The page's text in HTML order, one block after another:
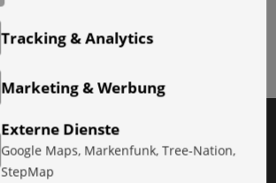
Tracking & Analytics
Marketing & Werbung
Externe Dienste
Google Maps, Markenfunk, Tree-Nation,
StepMap